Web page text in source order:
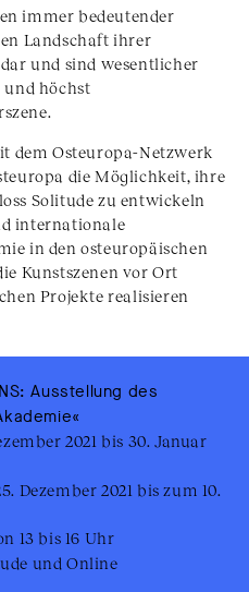
immer bedeutender
Landschaft ihrer
und sind wesentlicher
und höchst
dem Osteuropa-Netzwerk
die Möglichkeit, ihre
Solitude zu entwickeln
internationale
in den osteuropäischen
Kunstszenen vor Ort
Projekte realisieren
Ausstellung des
2021 bis 30. Januar
Dezember 2021 bis zum 10.
13 bis 16 Uhr
und Online